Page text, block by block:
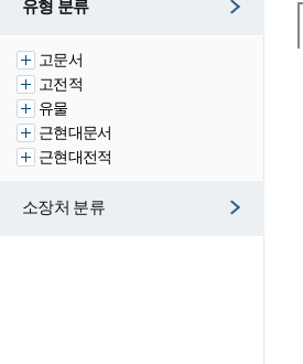
유형 분류
고문서
고전적
유물
근현대문서
근현대전적
소장처 분류